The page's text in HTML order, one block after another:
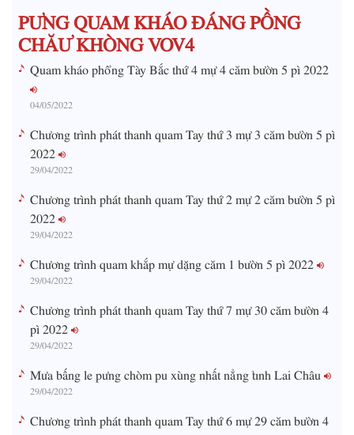
e
PƯNG QUAM KHÁO ĐÁNG PỒNG
CHĂƯ KHÒNG VOV4
Quam kháo phổng Tày Bắc thứ 4 mự 4 căm bườn 5 pì 2022
04/05/2022
Chương trình phát thanh quam Tay thứ 3 mự 3 căm bườn 5 pì
2022
29/04/2022
Chương trình phát thanh quam Tay thứ 2 mự 2 căm bườn 5 pì
2022
29/04/2022
Chương trình quam khắp mự dặng căm 1 bườn 5 pì 2022
29/04/2022
Chương trình phát thanh quam Tay thứ 7 mự 30 căm bườn 4
pì 2022
29/04/2022
Mưa bấng le pưng chòm pu xùng nhất nẳng tỉnh Lai Châu
29/04/2022
Chương trình phát thanh quam Tay thứ 6 mự 29 căm bườn 4